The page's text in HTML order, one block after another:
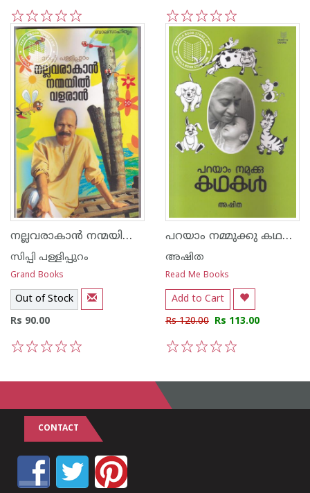
5
4
3
2
1 5
4
3
2
1
നല്ലവരാകാന്‍ നന്മയില്‍ വളരാന്‍
സിപ്പി പള്ളിപ്പുറം
Grand Books
Out of Stock
Rs 90.00
പറയാം നമ്മുക്കു കഥകള്‍
അഷിത
Read Me Books
Add to Cart
Rs 120.00 Rs 113.00
CONTACT